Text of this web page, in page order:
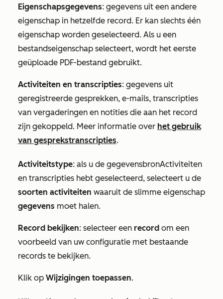
Eigenschapsgegevens: gegevens uit een andere
eigenschap in hetzelfde record. Er kan slechts één
eigenschap worden geselecteerd. Als u een
bestandseigenschap selecteert, wordt het eerste
geüploade PDF-bestand gebruikt.
Activiteiten en transcripties: gegevens uit
geregistreerde gesprekken, e-mails, transcripties
van vergaderingen en notities die aan het record
zijn gekoppeld. Meer informatie over het gebruik
van gesprekstranscripties.
Activiteitstype: als u de gegevensbronActiviteiten
en transcripties hebt geselecteerd, selecteert u de
soorten activiteiten waaruit de slimme eigenschap
gegevens moet halen.
Record bekijken: selecteer een record om een
voorbeeld van uw configuratie met bestaande
records te bekijken.
Klik op Wijzigingen toepassen.